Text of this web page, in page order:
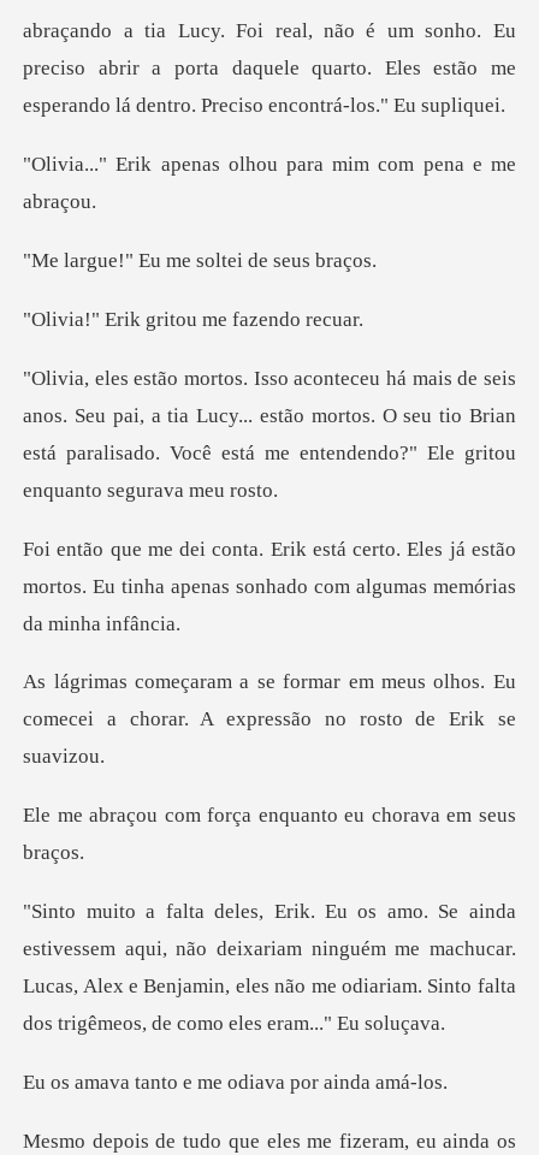
Foi real, não é um sonho. Eu
preciso abrir a porta daquele quarto. E
nas olhou para mim c
u me soltei de
k gritou me f
u pai, a tia Lucy... estão mortos. O seu tio Brian
está paralisado.
. Eles já estão
mortos. Eu tinha apenas son
meus olhos. Eu
comecei a chorar. A ex
orça enquanto eu cho
não deixariam ninguém me machucar.
Lucas, Alex e Benjamin, eles não me
o e me odiava po
eram, eu ainda os